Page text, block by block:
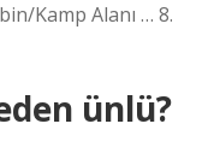
Kamp Alanı … 8.
ünlü?